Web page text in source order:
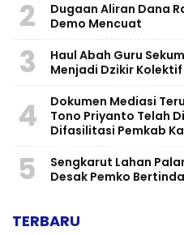
2
Dugaan Aliran Dana
Demo Mencuat
3
Haul Abah Guru
Menjadi Dzikir Kolektif
4
​Dokumen Mediasi
Tono Priyanto Telah
Difasilitasi Pemkab
5
Sengkarut Lahan
Desak Pemko
TERBARU